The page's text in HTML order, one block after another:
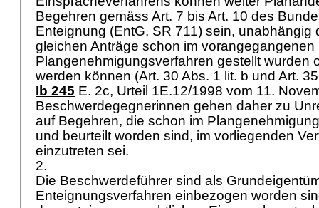
Begehren gemäss Art. 7 bis Art. 10 des
Enteignung (EntG, SR 711) sein, unabhängig
gleichen Anträge schon im vorangegangenen
Plangenehmigungsverfahren gestellt wurden
werden können (Art. 30 Abs. 1 lit. b und Art.
Ib 245 E. 2c, Urteil 1E.12/1998 vom 11.
Beschwerdegegnerinnen gehen daher zu
auf Begehren, die schon im
und beurteilt worden sind, im vorliegenden
einzutreten sei.
2.
Die Beschwerdeführer sind als
Enteignungsverfahren einbezogen worden